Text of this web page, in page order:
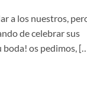
a los nuestros,
de celebrar sus
boda! os pedimos,